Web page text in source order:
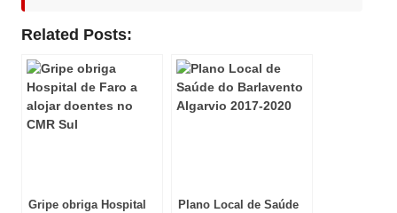
Related Posts:
Gripe obriga Hospital
Plano Local de Saúde